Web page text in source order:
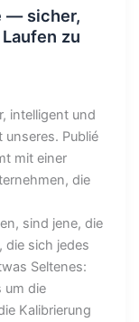
— sicher,
zu
intelligent und
Publié
mit einer
die
sind jene, die
die sich jedes
Seltenes:
um die
Kalibrierung